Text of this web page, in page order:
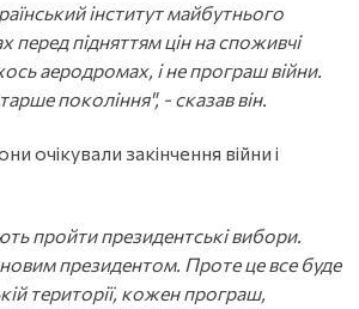
інститут майбутнього
перед підняттям цін на споживчі
аеродромах, і не програш війни.
покоління", - сказав він.
очікували закінчення війни і
пройти президентські вибори.
президентом. Проте це все буде
території, кожен програш,